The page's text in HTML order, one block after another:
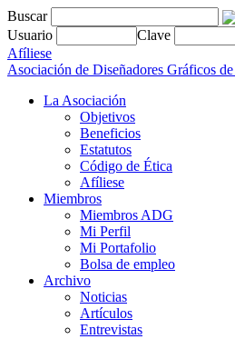
Buscar
Usuario
Clave
Afíliese
Asociación de Diseñadores Gráficos
La Asociación
Objetivos
Beneficios
Estatutos
Código de Ética
Afíliese
Miembros
Miembros ADG
Mi Perfil
Mi Portafolio
Bolsa de empleo
Archivo
Noticias
Artículos
Entrevistas